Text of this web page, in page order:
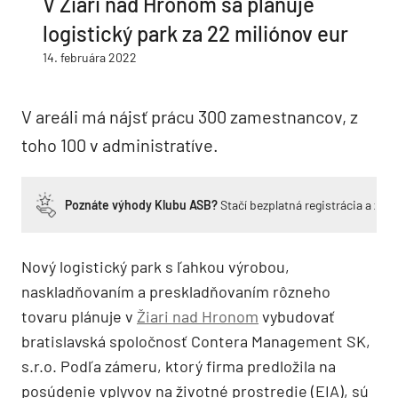
logistický park za 22 miliónov eur
14. februára 2022
V areáli má nájsť prácu 300 zamestnancov, z
toho 100 v administratíve.
Poznáte výhody Klubu ASB?Stačí bezplatná registrácia a
Nový logistický park s ľahkou výrobou,
naskladňovaním a preskladňovaním rôzneho
tovaru plánuje v Žiari nad Hronom vybudovať
bratislavská spoločnosť Contera Management SK,
s.r.o. Podľa zámeru, ktorý firma predložila na
posúdenie vplyvov na životné prostredie (EIA), sú